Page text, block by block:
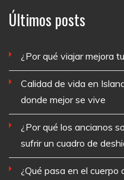
Últimos posts
¿Por qué viajar mejora
Calidad de vida en
donde mejor se vive
¿Por qué los ancianos
sufrir un cuadro de
¿Qué pasa en el cuerpo